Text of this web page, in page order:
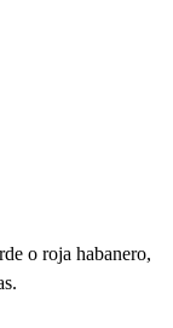
o roja habanero,